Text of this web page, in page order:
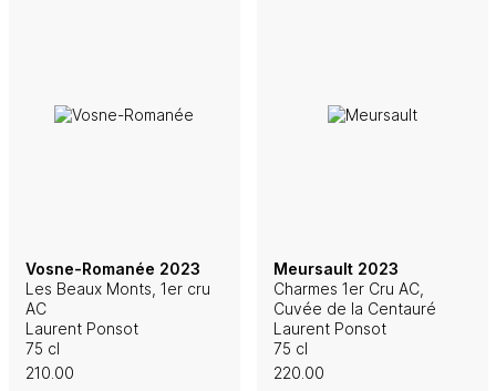
Vosne-Romanée 2023
Les Beaux Monts, 1er cru
AC
Laurent Ponsot
75 cl
210.00
Meursault 2023
Charmes 1er Cru AC,
Cuvée de la Centauré
Laurent Ponsot
75 cl
220.00